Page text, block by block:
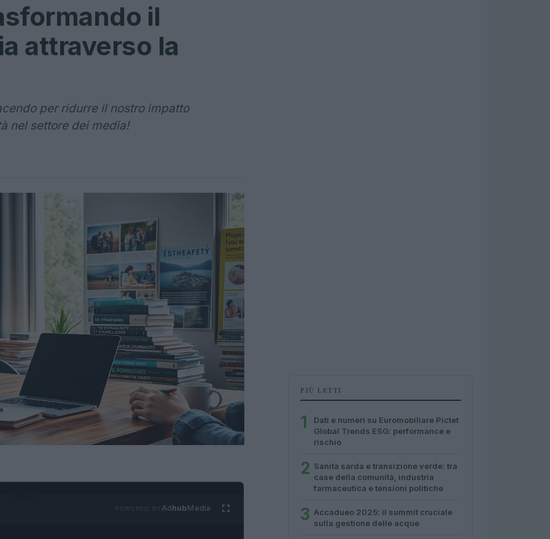
il
attraverso la
per ridurre il nostro impatto
nel settore dei media!
AdhubMedia
PIÙ LETTI
1
Dati e numeri su Euromobiliare Pictet
Global Trends ESG: performance e
rischio
2 Sanità sarda e transizione verde: tra
case della comunità, industria
farmaceutica e tensioni politiche
3 Accadueo 2025: il summit cruciale
sulla gestione delle acque